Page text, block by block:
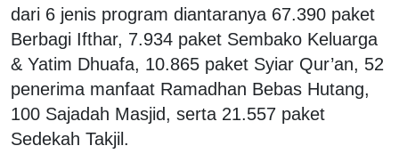
dari 6 jenis program diantaranya 67.390 paket
Berbagi Ifthar, 7.934 paket Sembako Keluarga
& Yatim Dhuafa, 10.865 paket Syiar Qur’an, 52
penerima manfaat Ramadhan Bebas Hutang,
100 Sajadah Masjid, serta 21.557 paket
Sedekah Takjil.